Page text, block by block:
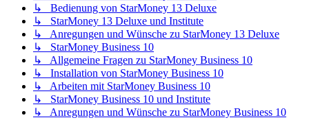
↳ Bedienung von StarMoney 13 Deluxe
↳ StarMoney 13 Deluxe und Institute
↳ Anregungen und Wünsche zu StarMoney 13 Deluxe
↳ StarMoney Business 10
↳ Allgemeine Fragen zu StarMoney Business 10
↳ Installation von StarMoney Business 10
↳ Arbeiten mit StarMoney Business 10
↳ StarMoney Business 10 und Institute
↳ Anregungen und Wünsche zu StarMoney Business 10